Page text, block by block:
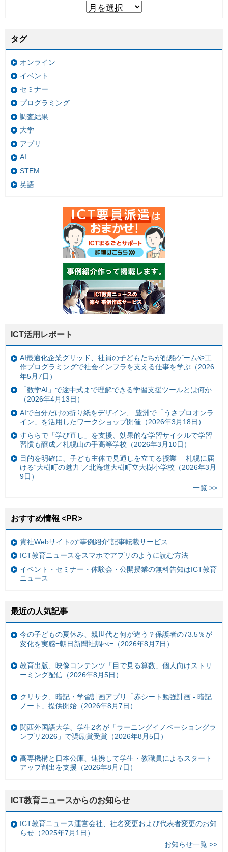
タグ
オンライン
イベント
セミナー
プログラミング
調査結果
大学
アプリ
AI
STEM
英語
ICT活用レポート
AI最適化企業グリッド、社員の子どもたちが配船ゲームや工
作プログラミングで社会インフラを支える仕事を学ぶ（2026
年5月7日）
「数学AI」で途中式まで理解できる学習支援ツールとは何か
（2026年4月13日）
AIで自分だけの折り紙をデザイン、 豊洲で「うさプロオンラ
イン」を活用したワークショップ開催（2026年3月18日）
すららで「学び直し」を支援、効果的な学習サイクルで学習
習慣も醸成／札幌山の手高等学校（2026年3月10日）
目的を明確に、子ども主体で見通しを立てる授業— 札幌に届
ける“大樹町の魅力”／北海道大樹町立大樹小学校（2026年3月
9日）
一覧 >>
おすすめ情報 <PR>
貴社Webサイトの“事例紹介”記事転載サービス
ICT教育ニュースをスマホでアプリのように読む方法
イベント・セミナー・体験会・公開授業の無料告知はICT教育
ニュース
最近の人気記事
今の子どもの夏休み、親世代と何が違う？保護者の73.5％が
変化を実感=朝日新聞社調べ=（2026年8月7日）
教育出版、映像コンテンツ「目で見る算数」個人向けストリ
ーミング配信（2026年8月5日）
クリサク、暗記・学習計画アプリ「赤シート勉強計画 - 暗記
ノート」提供開始（2026年8月7日）
関西外国語大学、学生2名が「ラーニングイノベーショングラ
ンプリ2026」で奨励賞受賞（2026年8月5日）
高専機構と日本公庫、連携して学生・教職員によるスタート
アップ創出を支援（2026年8月7日）
ICT教育ニュースからのお知らせ
ICT教育ニュース運営会社、社名変更および代表者変更のお知
らせ（2025年7月1日）
お知らせ一覧 >>